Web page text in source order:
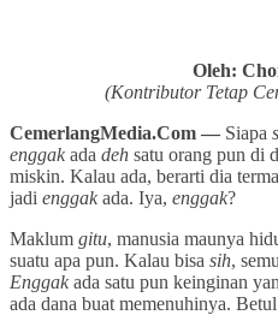
Oleh:
(Kontributor Tetap
CemerlangMedia.Com — Siapa
enggak ada deh satu orang pun di
miskin. Kalau ada, berarti dia
jadi enggak ada. Iya, enggak?
Maklum gitu, manusia maunya
suatu apa pun. Kalau bisa sih,
Enggak ada satu pun keinginan
ada dana buat memenuhinya.